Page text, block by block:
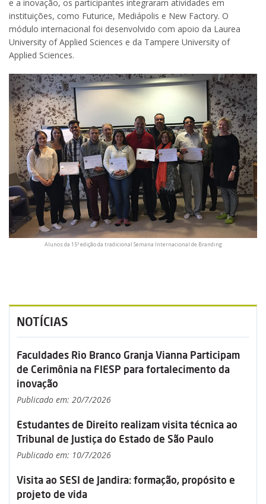
e a inovação, os participantes integraram atividades em
instituições, como Futurice, Mediápolis e New Factory. O
módulo internacional foi desenvolvido com apoio da Laurea
University of Applied Sciences e da Tampere University of
Applied Sciences.
Alunos da 15ª edição da tradicional Semana Internacional de Branding
NOTÍCIAS
Faculdades Rio Branco Granja Vianna Participam
de Cerimônia na FIESP para fortalecimento da
inovação
Publicado em: 20/7/2026
Estudantes de Direito realizam visita técnica ao
Tribunal de Justiça do Estado de São Paulo
Publicado em: 10/7/2026
Visita ao SESI de Jandira: formação, propósito e
projeto de vida